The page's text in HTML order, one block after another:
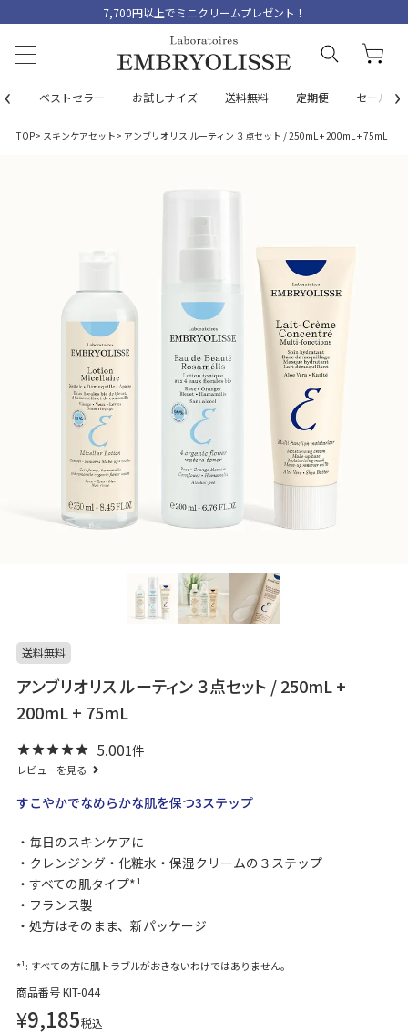
7,700円以上でミニクリームプレゼント！
‹ ベストセラー お試しサイズ 送料無料 定期便 セール ›
TOP スキンケアセット アンブリオリス ルーティン ３点セット / 250mL + 200mL + 75mL
送料無料
アンブリオリス ルーティン ３点セット / 250mL +
200mL + 75mL
レビューを見る
5.001
すこやかでなめらかな肌を保つ3ステップ
毎日のスキンケアに
クレンジング・化粧水・保湿クリームの３ステップ
すべての肌タイプ*¹
フランス製
処方はそのまま、新パッケージ
*¹: すべての方に肌トラブルがおきないわけではありません。
商品番号KIT-044
¥9,185税込